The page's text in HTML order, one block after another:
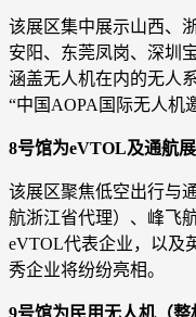
该展区集中展示山西、
安阳、东莞凤岗、深圳
涵盖无人机在内的无人
“中国AOPA国际无人机
8号馆为eVTOL及通航
该展区聚焦低空出行与
航浙江省代理）、峰飞
eVTOL代表企业，以及
秀企业将纷纷亮相。
9号馆为民用无人机（